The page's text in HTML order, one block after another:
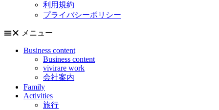
利用規約
プライバシーポリシー
メニュー
Business content
Business content
vivirare work
会社案内
Family
Activities
旅行